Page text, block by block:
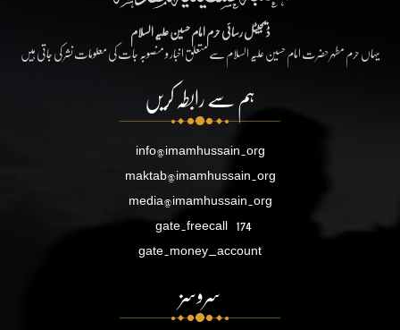
ڈیجیٹل رسائی حرم امام حسین علیہ السلام
یہاں حرم مطہر حضرت امام حسین علیہ السلام سے متعلق اخبار و منصوبہ جات کی معلومات نشر کی جاتی ہیں
ہم سے رابطہ کریں
info@imamhussain.org
maktab@imamhussain.org
media@imamhussain.org
gate.freecall 174
gate.money_account
سروسز